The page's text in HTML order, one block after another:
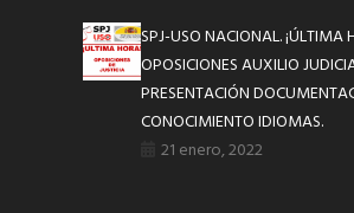
SPJ-USO NACIONAL. ¡ÚLTIMA
OPOSICIONES AUXILIO
PRESENTACIÓN
CONOCIMIENTO IDIOMAS.
21 enero, 2022